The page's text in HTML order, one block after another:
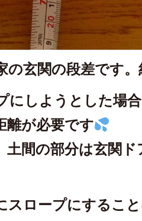
の玄関の段差です。
にしようとした場
離が必要です
土間の部分は玄関
スロープにすること